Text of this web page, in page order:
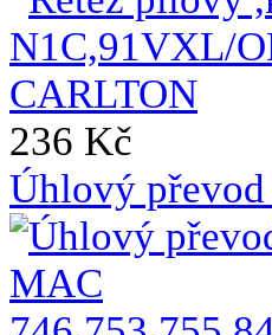
236 Kč
Úhlový